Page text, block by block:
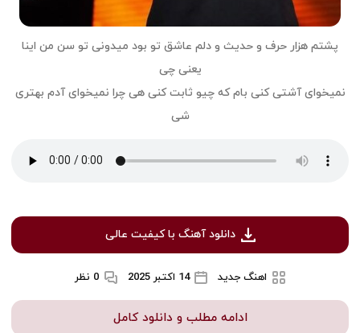
پشتم هزار حرف و‌ حدیث و دلم عاشق تو‌ بود میدونی تو سن من اینا
یعنی چی
نمیخوای آشتی کنی بام که چیو ثابت کنی هی چرا نمیخوای آدم بهتری
شی
دانلود آهنگ با کیفیت عالی
اهنگ جدید 14 اکتبر 2025 0 نظر
ادامه مطلب و دانلود کامل